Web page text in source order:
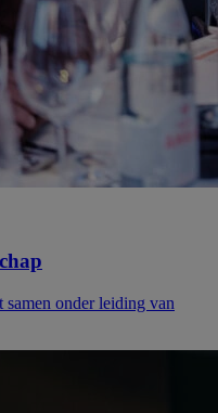
onder leiding van